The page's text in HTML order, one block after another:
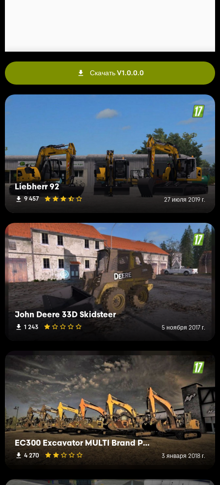
Скачать V1.0.0.0
Liebherr 92
9 457 27 июля 2019 г.
John Deere 33D Skidsteer
1 243 5 ноября 2017 г.
EC300 Excavator MULTI Brand Pack
4 270 3 января 2018 г.